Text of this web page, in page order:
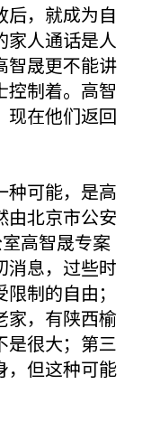
后，就成为自
家人通话是人
智晟更不能讲
控制着。高智
现在他们返回
种可能，是高
由北京市公安
高智晟专案
消息，过些时
制的自由；
家，有陕西榆
是很大；第三
，但这种可能